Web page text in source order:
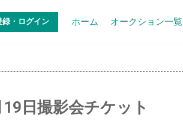
録・ログイン ホーム オークション一覧
19日撮影会チケット